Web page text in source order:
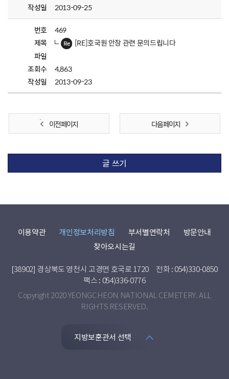
작성일
2013-09-25
번호
469
제목
[RE]호국원 안장 관련 문의드립니다
파일
조회수
4,863
작성일
2013-09-23
이전 페이지 다음 페이지
글 쓰기
이용약관 개인정보처리방침 부서별연락처
방문안내
찾아오시는길
[38902] 경상북도 영천시 고경면 호국로 1720
전화 : 054)330-0850
팩스 : 054)336-0776
Copyright 2020 YEONGCHEON NATIONAL CEMETERY. ALL
RIGHTS RESERVED.
지방보훈관서 선택